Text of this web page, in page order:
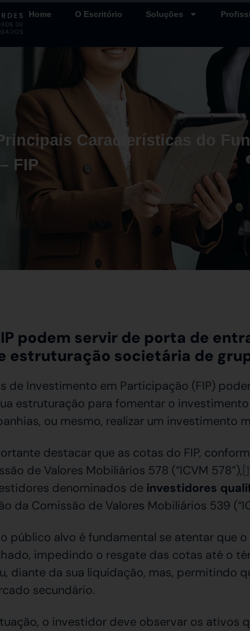
Home O Escritório Soluções
Características do
FIP
podem servir de porta de
estruturação societária de
de Investimento em Participação (FIP)
estruturação para fomentar o
ou mesmo, realizar um investimento
destacar que as cotas do FIP,
de Valores Mobiliários 578 (“ICVM 578”),
denominados de investidores
da Comissão de Valores Mobiliários 539
público alvo é fundamental se atentar que
impedindo o resgate das cotas até o
diante da sua liquidação, mas, permitindo
secundário.
o investidor deve observar os ativos